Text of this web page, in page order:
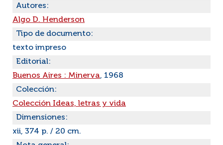
Autores:
Algo D. Henderson
Tipo de documento:
texto impreso
Editorial:
Buenos Aires : Minerva, 1968
Colección:
Colección Ideas, letras y vida
Dimensiones:
xii, 374 p. / 20 cm.